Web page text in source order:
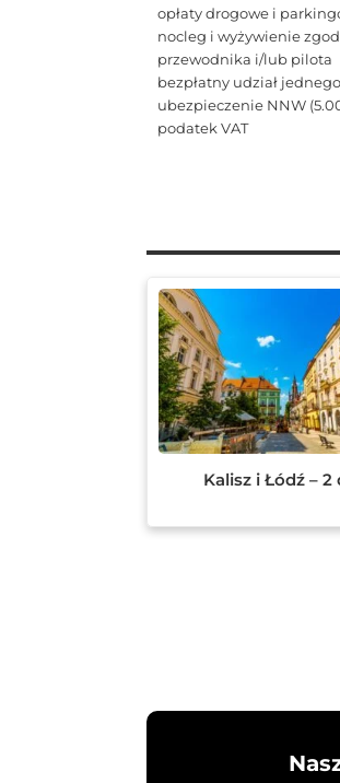
opłaty drogowe i
nocleg i wyżywienie
przewodnika i/lub pilota
bezpłatny udział
ubezpieczenie NNW
podatek VAT
Kalisz i Łódź – 2